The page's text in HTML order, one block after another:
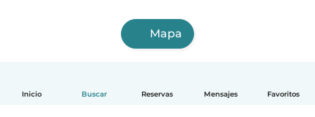
Inicio Buscar Reservas Mensajes Favoritos
Mapa